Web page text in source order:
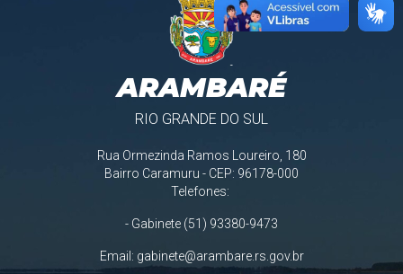
ARAMBARÉ
RIO GRANDE DO SUL
Rua Ormezinda Ramos Loureiro, 180
Bairro Caramuru - CEP: 96178-000
Telefones:
- Gabinete (51) 93380-9473
Email: gabinete@arambare.rs.gov.br